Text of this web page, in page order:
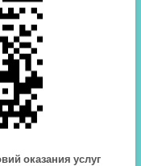
оказания услуг